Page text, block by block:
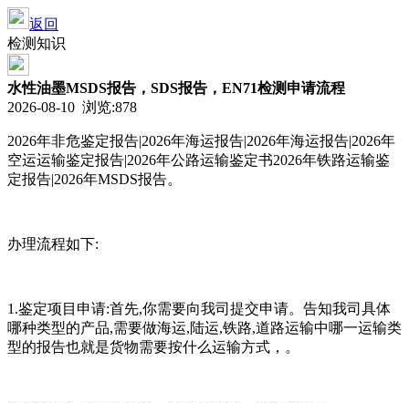
返回
检测知识
水性油墨MSDS报告，SDS报告，EN71检测申请流程
2026-08-10 浏览:878
2026年非危鉴定报告|2026年海运报告|2026年海运报告|2026年
空运运输鉴定报告|2026年公路运输鉴定书2026年铁路运输鉴
定报告|2026年MSDS报告。
办理流程如下:
1.鉴定项目申请:首先,你需要向我司提交申请。告知我司具体
哪种类型的产品,需要做海运,陆运,铁路,道路运输中哪一运输类
型的报告也就是货物需要按什么运输方式，。